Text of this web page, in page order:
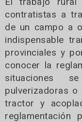
contratistas a
de un campo a
indispensable
provinciales y
conocer la
situaciones
pulverizadoras
tractor y
reglamentación